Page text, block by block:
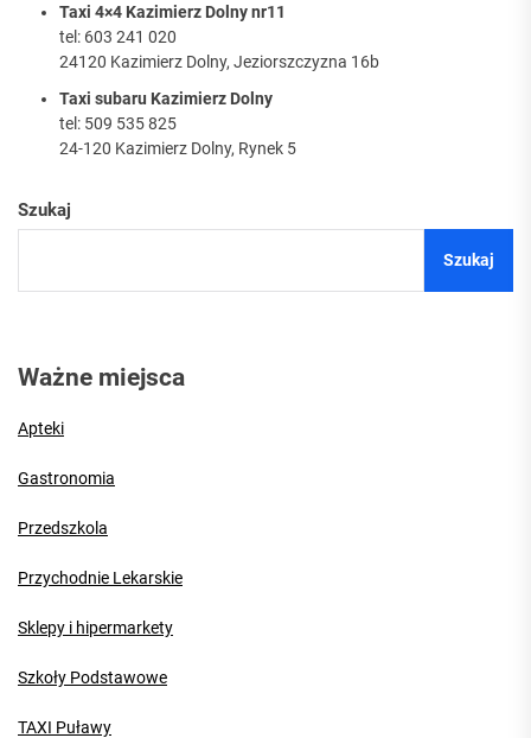
Taxi 4×4 Kazimierz Dolny nr11
tel: 603 241 020
24120 Kazimierz Dolny, Jeziorszczyzna 16b
Taxi subaru Kazimierz Dolny
tel: 509 535 825
24-120 Kazimierz Dolny, Rynek 5
Szukaj
Szukaj
Ważne miejsca
Apteki
Gastronomia
Przedszkola
Przychodnie Lekarskie
Sklepy i hipermarkety
Szkoły Podstawowe
TAXI Puławy